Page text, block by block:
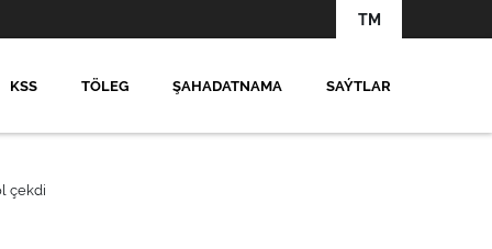
TM
KSS TÖLEG ŞAHADATNAMA SAÝTLAR
çekdi